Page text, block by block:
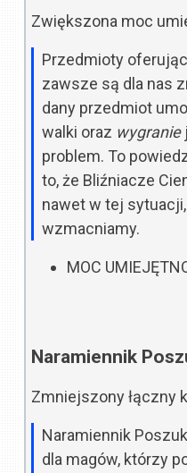
Zwiększona moc
Przedmioty
zawsze są dla nas
dany przedmiot
walki oraz wygranie
problem. To
to, że Bliźniacze
nawet w tej
wzmacniamy.
MOC
Naramiennik
Zmniejszony łączny
Naramiennik
dla magów, którzy